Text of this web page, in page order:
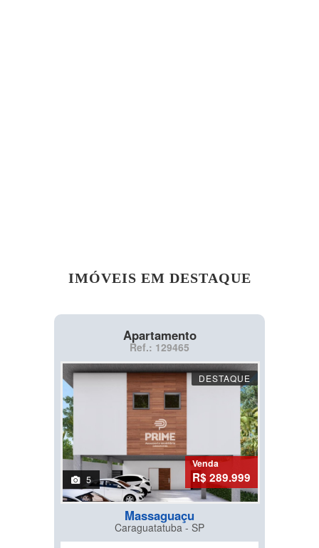
IMÓVEIS EM DESTAQUE
Apartamento
Ref.: 129465
DESTAQUE
5
Venda
R$ 289.999
Massaguaçu
Caraguatatuba - SP